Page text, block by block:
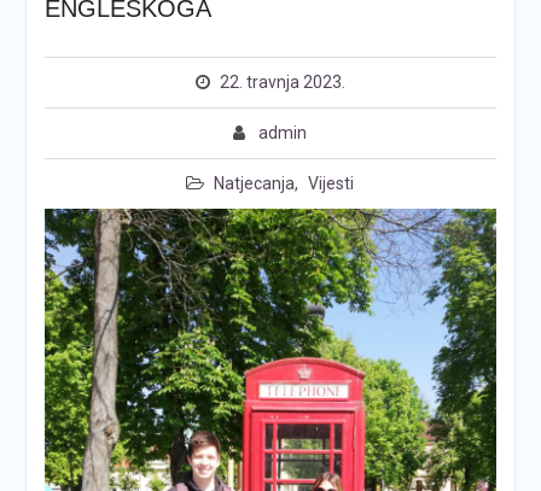
ENGLESKOGA
22. travnja 2023.
admin
Natjecanja, Vijesti